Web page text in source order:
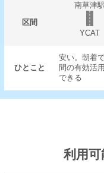
区間
南草津駅
YCAT
ひとこと
安い。朝着
間の有効活
できる
利用